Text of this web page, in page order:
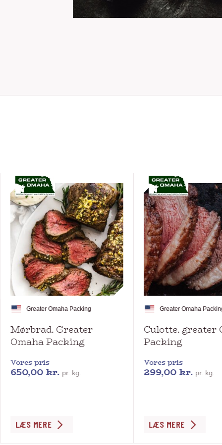
Greater Omaha Packing
Mørbrad. Greater
Omaha Packing
Vores pris
650,00 kr. pr. kg.
Dette
LÆS MERE
Greater Omaha
Culotte. greater
Packing
Vores pris
299,00 kr. pr. kg.
Dette
LÆS MERE